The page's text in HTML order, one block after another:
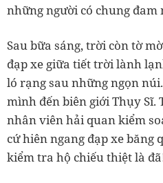
những người có chung đam
Sau bữa sáng, trời còn tờ
đạp xe giữa tiết trời lành
ló rạng sau những ngọn
mình đến biên giới Thụy Sĩ.
nhân viên hải quan kiểm
cứ hiên ngang đạp xe băng
kiểm tra hộ chiếu thiệt là